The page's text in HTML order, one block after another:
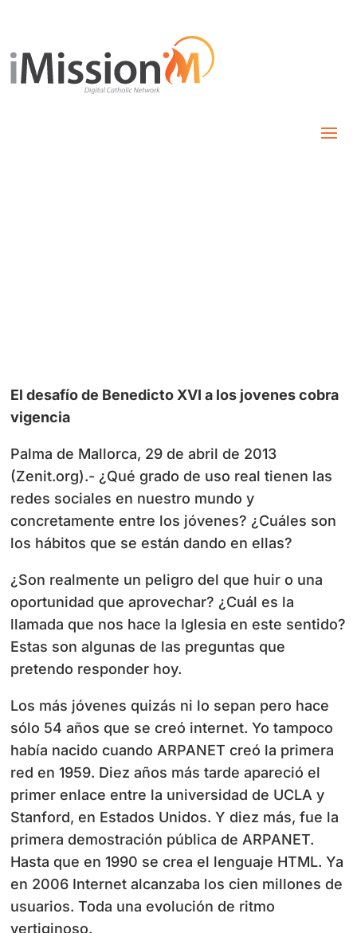
El desafío de Benedicto XVI a los jovenes cobra
vigencia
Palma de Mallorca, 29 de abril de 2013
(Zenit.org).- ¿Qué grado de uso real tienen las
redes sociales en nuestro mundo y
concretamente entre los jóvenes? ¿Cuáles son
los hábitos que se están dando en ellas?
¿Son realmente un peligro del que huir o una
oportunidad que aprovechar? ¿Cuál es la
llamada que nos hace la Iglesia en este sentido?
Estas son algunas de las preguntas que
pretendo responder hoy.
Los más jóvenes quizás ni lo sepan pero hace
sólo 54 años que se creó internet. Yo tampoco
había nacido cuando ARPANET creó la primera
red en 1959. Diez años más tarde apareció el
primer enlace entre la universidad de UCLA y
Stanford, en Estados Unidos. Y diez más, fue la
primera demostración pública de ARPANET.
Hasta que en 1990 se crea el lenguaje HTML. Ya
en 2006 Internet alcanzaba los cien millones de
usuarios. Toda una evolución de ritmo
vertiginoso.